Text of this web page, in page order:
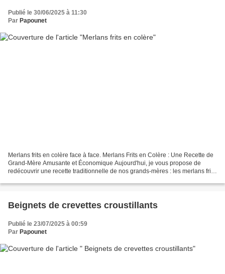
Publié le 30/06/2025 à 11:30
Par Papounet
Merlans frits en colère face à face. Merlans Frits en Colère : Une Recette de
Grand-Mère Amusante et Économique Aujourd'hui, je vous propose de
redécouvrir une recette traditionnelle de nos grands-mères : les merlans frits
Beignets de crevettes croustillants
Publié le 23/07/2025 à 00:59
Par Papounet